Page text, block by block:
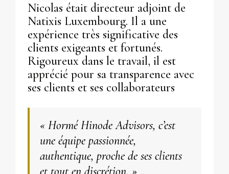
Nicolas était directeur adjoint de
Natixis Luxembourg. Il a une
expérience très significative des
clients exigeants et fortunés.
Rigoureux dans le travail, il est
apprécié pour sa transparence avec
ses clients et ses collaborateurs
« Hormé Hinode Advisors, c’est
une équipe passionnée,
authentique, proche de ses clients